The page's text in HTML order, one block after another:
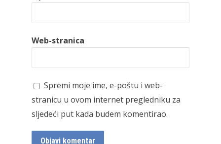
Web-stranica
Spremi moje ime, e-poštu i web-
stranicu u ovom internet pregledniku za
sljedeći put kada budem komentirao.